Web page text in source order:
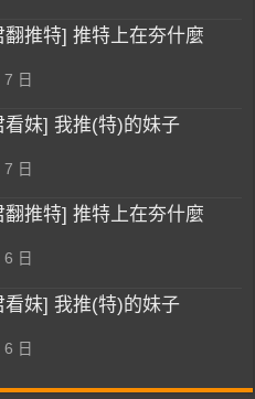
推特] 推特上在夯什麼
日
看妹] 我推(特)的妹子
日
翻推特] 推特上在夯什麼
日
看妹] 我推(特)的妹子
日